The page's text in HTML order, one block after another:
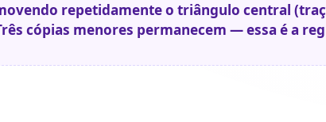
repetidamente o triângulo central
cópias menores permanecem — essa é a